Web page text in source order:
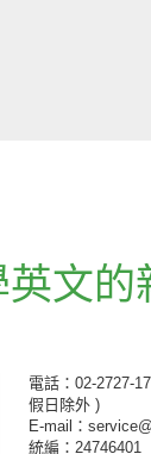
英文的
電話：02-2727-
假日除外 )
E-mail：
統編：24746401